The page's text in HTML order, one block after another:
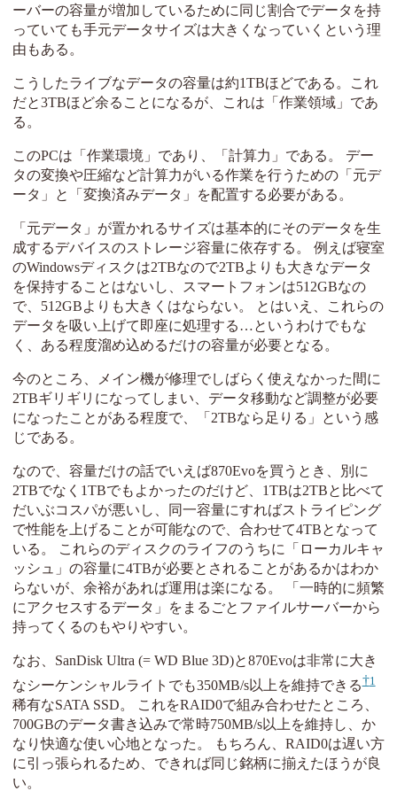
ーバーの容量が増加しているために同じ割合でデータを持
っていても手元データサイズは大きくなっていくという理
由もある。
こうしたライブなデータの容量は約1TBほどである。これ
だと3TBほど余ることになるが、これは「作業領域」であ
る。
このPCは「作業環境」であり、「計算力」である。 デー
タの変換や圧縮など計算力がいる作業を行うための「元デ
ータ」と「変換済みデータ」を配置する必要がある。
「元データ」が置かれるサイズは基本的にそのデータを生
成するデバイスのストレージ容量に依存する。 例えば寝室
のWindowsディスクは2TBなので2TBよりも大きなデータ
を保持することはないし、スマートフォンは512GBなの
で、512GBよりも大きくはならない。 とはいえ、これらの
データを吸い上げて即座に処理する…というわけでもな
く、ある程度溜め込めるだけの容量が必要となる。
今のところ、メイン機が修理でしばらく使えなかった間に
2TBギリギリになってしまい、データ移動など調整が必要
になったことがある程度で、「2TBなら足りる」という感
じである。
なので、容量だけの話でいえば870Evoを買うとき、別に
2TBでなく1TBでもよかったのだけど、1TBは2TBと比べて
だいぶコスパが悪いし、同一容量にすればストライピング
で性能を上げることが可能なので、合わせて4TBとなって
いる。 これらのディスクのライフのうちに「ローカルキャ
ッシュ」の容量に4TBが必要とされることがあるかはわか
らないが、余裕があれば運用は楽になる。 「一時的に頻繁
にアクセスするデータ」をまるごとファイルサーバーから
持ってくるのもやりやすい。
なお、SanDisk Ultra (= WD Blue 3D)と870Evoは非常に大き
なシーケンシャルライトでも350MB/s以上を維持できる 1
稀有なSATA SSD。 これをRAID0で組み合わせたところ、
700GBのデータ書き込みで常時750MB/s以上を維持し、か
なり快適な使い心地となった。 もちろん、RAID0は遅い方
に引っ張られるため、できれば同じ銘柄に揃えたほうが良
い。